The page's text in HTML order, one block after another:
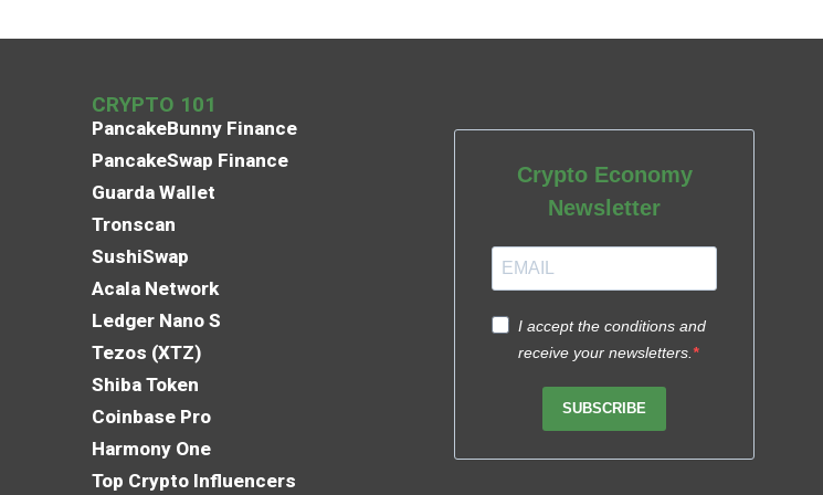
CRYPTO 101
PancakeBunny Finance
PancakeSwap Finance
Guarda Wallet
Tronscan
SushiSwap
Acala Network
Ledger Nano S
Tezos (XTZ)
Shiba Token
Coinbase Pro
Harmony One
Top Crypto Influencers
Crypto Economy
Newsletter
I accept the conditions and
receive your newsletters.
SUBSCRIBE